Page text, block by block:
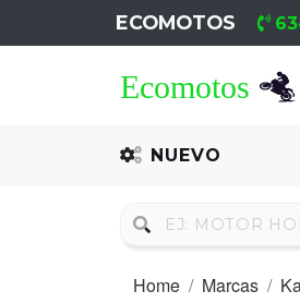
ECOMOTOS
NUEVO
Recambio
Neumáticos
Home Marcas